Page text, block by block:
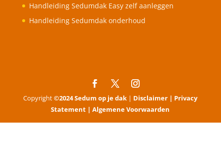
Handleiding Sedumdak Easy zelf aanleggen
Handleiding Sedumdak onderhoud
Copyright©2024 Sedum op je dak | Disclaimer | Privacy
Statement |Algemene Voorwaarden